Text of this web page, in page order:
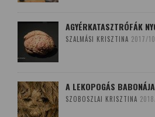
AGYÉRKATASZTRÓFÁK
SZALMÁSI KRISZTINA 2017/
A LEKOPOGÁS BABONÁJA
SZOBOSZLAI KRISZTINA